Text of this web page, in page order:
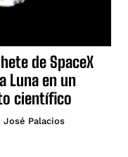
de SpaceX
Luna en un
científico
José Palacios